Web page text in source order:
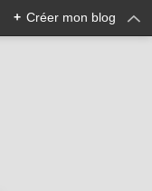
+ Créer mon blog